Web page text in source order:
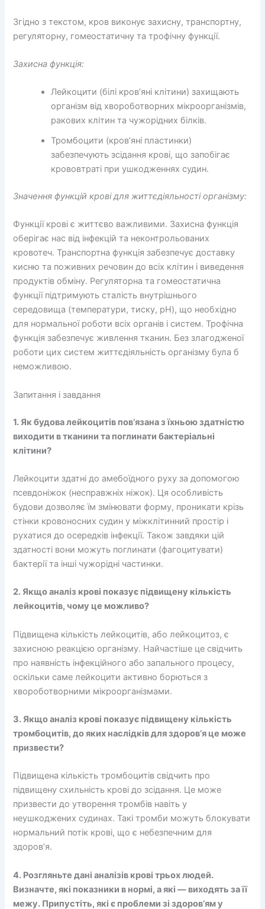
Згідно з текстом, кров виконує захисну, транспортну,
регуляторну, гомеостатичну та трофічну функції.
Захисна функція:
Лейкоцити (білі кров’яні клітини) захищають
організм від хвороботворних мікроорганізмів,
ракових клітин та чужорідних білків.
Тромбоцити (кров’яні пластинки)
забезпечують зсідання крові, що запобігає
крововтраті при ушкодженнях судин.
Значення функцій крові для життєдіяльності організму:
Функції крові є життєво важливими. Захисна функція
оберігає нас від інфекцій та неконтрольованих
кровотеч. Транспортна функція забезпечує доставку
кисню та поживних речовин до всіх клітин і виведення
продуктів обміну. Регуляторна та гомеостатична
функції підтримують сталість внутрішнього
середовища (температури, тиску, pH), що необхідно
для нормальної роботи всіх органів і систем. Трофічна
функція забезпечує живлення тканин. Без злагодженої
роботи цих систем життєдіяльність організму була б
неможливою.
Запитання і завдання
1. Як будова лейкоцитів пов’язана з їхньою здатністю
виходити в тканини та поглинати бактеріальні
клітини?
Лейкоцити здатні до амебоїдного руху за допомогою
псевдоніжок (несправжніх ніжок). Ця особливість
будови дозволяє їм змінювати форму, проникати крізь
стінки кровоносних судин у міжклітинний простір і
рухатися до осередків інфекції. Також завдяки цій
здатності вони можуть поглинати (фагоцитувати)
бактерії та інші чужорідні частинки.
2. Якщо аналіз крові показує підвищену кількість
лейкоцитів, чому це можливо?
Підвищена кількість лейкоцитів, або лейкоцитоз, є
захисною реакцією організму. Найчастіше це свідчить
про наявність інфекційного або запального процесу,
оскільки саме лейкоцити активно борються з
хвороботворними мікроорганізмами.
3. Якщо аналіз крові показує підвищену кількість
тромбоцитів, до яких наслідків для здоров’я це може
призвести?
Підвищена кількість тромбоцитів свідчить про
підвищену схильність крові до зсідання. Це може
призвести до утворення тромбів навіть у
неушкоджених судинах. Такі тромби можуть блокувати
нормальний потік крові, що є небезпечним для
здоров’я.
4. Розгляньте дані аналізів крові трьох людей.
Визначте, які показники в нормі, а які — виходять за її
межу. Припустіть, які є проблеми зі здоров’ям у